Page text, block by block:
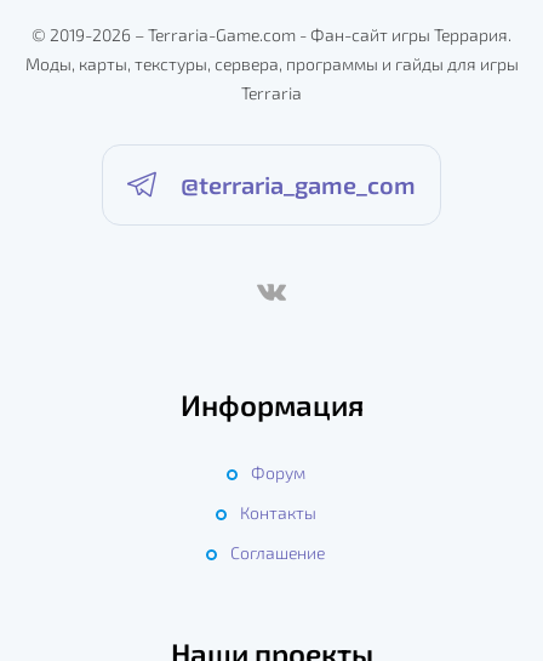
© 2019-2026 – Terraria-Game.com - Фан-сайт игры Террария.
Моды, карты, текстуры, сервера, программы и гайды для игры
Terraria
@terraria_game_com
Информация
Форум
Контакты
Соглашение
Наши проекты